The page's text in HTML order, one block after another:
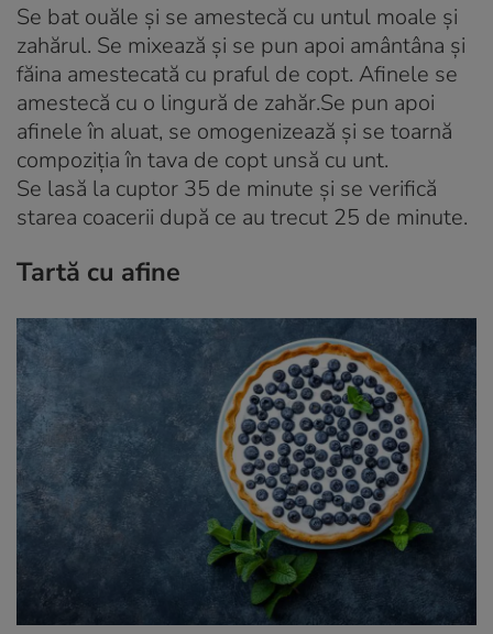
Se bat ouăle și se amestecă cu untul moale și
zahărul. Se mixează și se pun apoi amântâna și
făina amestecată cu praful de copt. Afinele se
amestecă cu o lingură de zahăr.Se pun apoi
afinele în aluat, se omogenizează și se toarnă
compoziția în tava de copt unsă cu unt.
Se lasă la cuptor 35 de minute și se verifică
starea coacerii după ce au trecut 25 de minute.
Tartă cu afine